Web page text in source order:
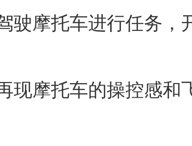
驶摩托车进行任务，
现摩托车的操控感和